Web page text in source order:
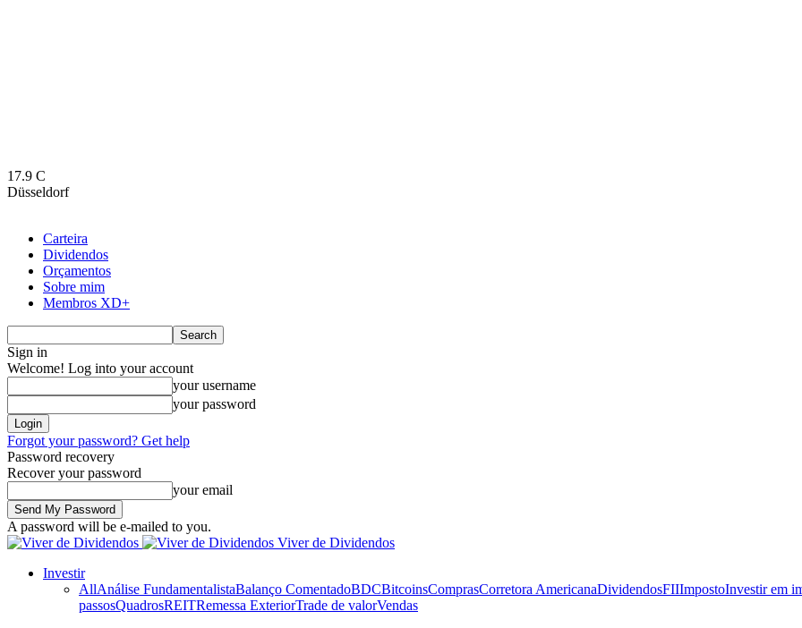
17.9 C
Düsseldorf
Carteira
Dividendos
Orçamentos
Sobre mim
Membros XD+
Sign in
Welcome! Log into your account
your username
your password
Forgot your password? Get help
Password recovery
Recover your password
your email
A password will be e-mailed to you.
Viver de Dividendos
Investir
AllAnálise FundamentalistaBalanço ComentadoBDCBitcoinsComprasCorretora AmericanaDividendosFIIImpostoInvestir em
passosQuadrosREITRemessa ExteriorTrade de valorVendas